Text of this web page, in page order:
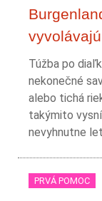
Túžba po
nekonečné
alebo tichá
takýmito
nevyhnutne
PRVÁ POMOC